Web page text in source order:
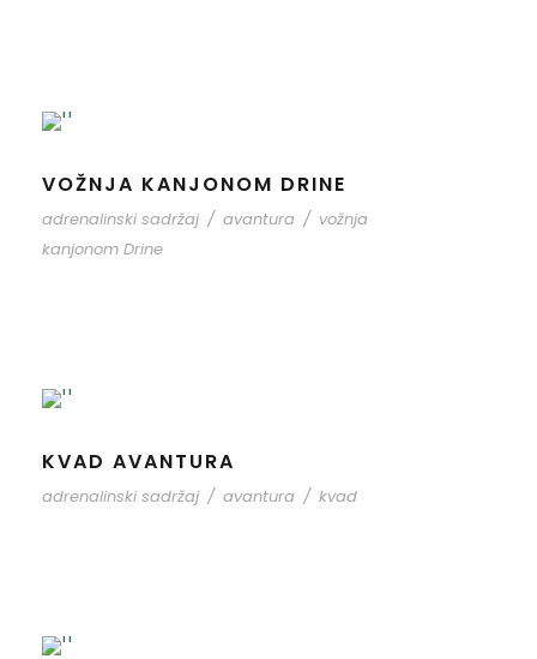
VOŽNJA KANJONOM DRINE
adrenalinski sadržaj / avantura / vožnja
kanjonom Drine
KVAD AVANTURA
adrenalinski sadržaj / avantura / kvad